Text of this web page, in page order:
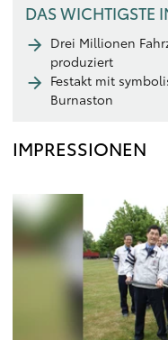
DAS WICHTIGSTE
Drei Millionen
produziert
Festakt mit
Burnaston
IMPRESSIONEN